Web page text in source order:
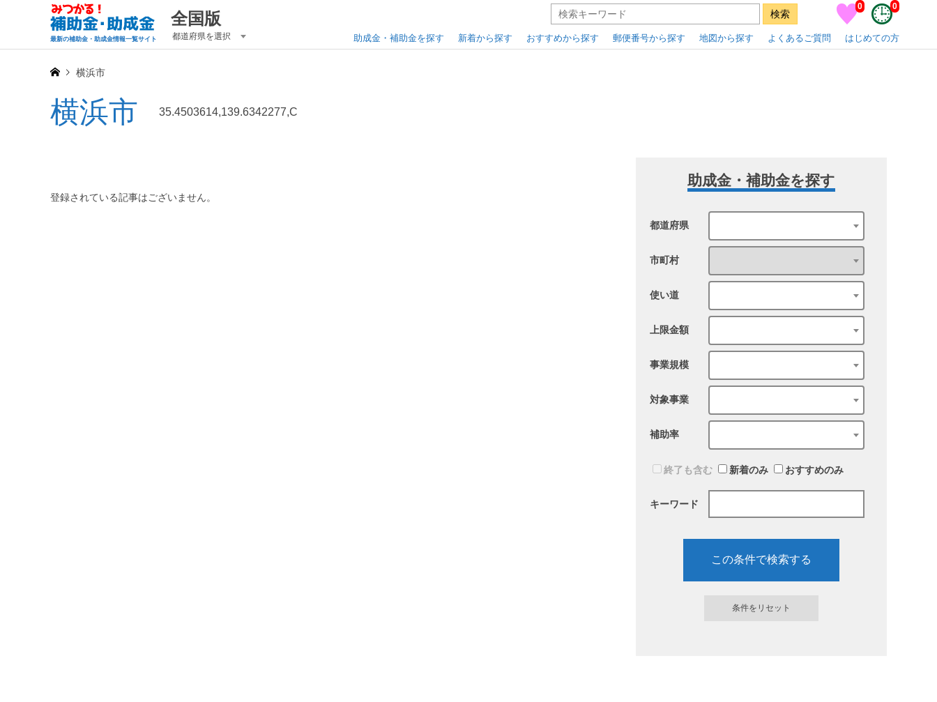
最新の補助金・助成金情報一覧サイト
全国版
都道府県を選択
0 0
助成金・補助金を探す 新着から探す おすすめから探す 郵便番号から探す 地図から探す よくあるご質問 はじめての方
横浜市
横浜市 35.4503614,139.6342277,C
登録されている記事はございません。
助成金・補助金を探す
都道府県
市町村
使い道
上限金額
事業規模
対象事業
補助率
終了も含む 新着のみ おすすめのみ
キーワード